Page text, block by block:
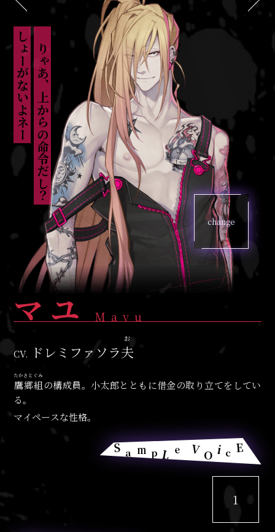
change
そりゃあ、上からの命令だし？
しょーがないよネー
マユ Mayu
CV. ドレミファソラ夫
お
鷹郷組
たかさとぐみ
の構成員。小太郎とともに借金の取り立てをしてい
る。
マイペースな性格。
Sa m p Le VOic E
1